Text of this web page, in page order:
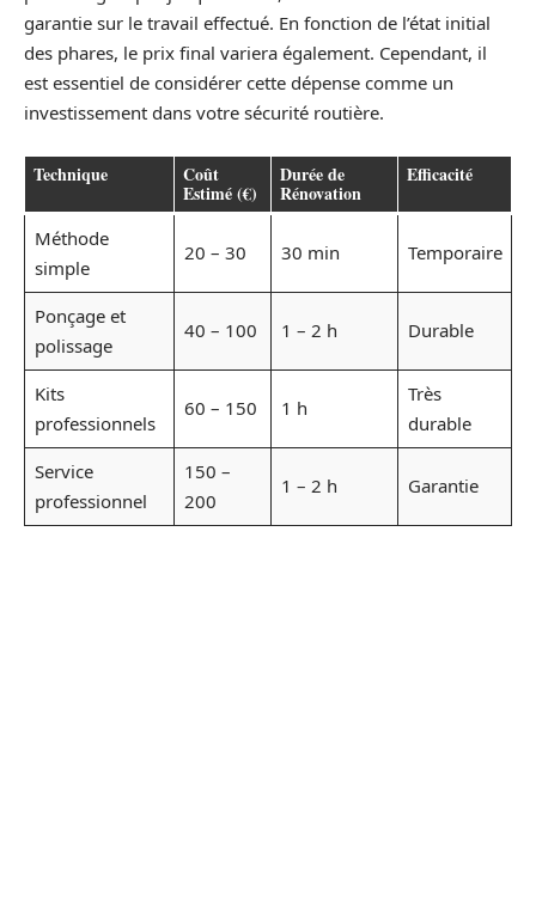
garantie sur le travail effectué. En fonction de l’état initial
des phares, le prix final variera également. Cependant, il
est essentiel de considérer cette dépense comme un
investissement dans votre sécurité routière.
Technique Coût
Estimé (€)
Durée de
Rénovation
Efficacité
Méthode
simple
20 – 30 30 min Temporaire
Ponçage et
polissage
40 – 100 1 – 2 h Durable
Kits
professionnels
60 – 150 1 h
Très
durable
Service
professionnel
150 –
200
1 – 2 h Garantie